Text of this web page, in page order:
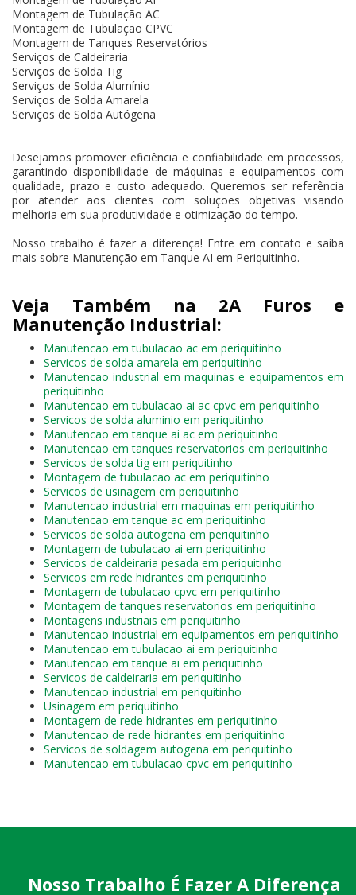
Montagem de Tubulação AC
Montagem de Tubulação CPVC
Montagem de Tanques Reservatórios
Serviços de Caldeiraria
Serviços de Solda Tig
Serviços de Solda Alumínio
Serviços de Solda Amarela
Serviços de Solda Autógena
Desejamos promover eficiência e confiabilidade em processos,
garantindo disponibilidade de máquinas e equipamentos com
qualidade, prazo e custo adequado. Queremos ser referência
por atender aos clientes com soluções objetivas visando
melhoria em sua produtividade e otimização do tempo.
Nosso trabalho é fazer a diferença! Entre em contato e saiba
mais sobre Manutenção em Tanque AI em Periquitinho.
Veja Também na 2A Furos e
Manutenção Industrial:
Manutencao em tubulacao ac em periquitinho
Servicos de solda amarela em periquitinho
Manutencao industrial em maquinas e equipamentos em
periquitinho
Manutencao em tubulacao ai ac cpvc em periquitinho
Servicos de solda aluminio em periquitinho
Manutencao em tanque ai ac em periquitinho
Manutencao em tanques reservatorios em periquitinho
Servicos de solda tig em periquitinho
Montagem de tubulacao ac em periquitinho
Servicos de usinagem em periquitinho
Manutencao industrial em maquinas em periquitinho
Manutencao em tanque ac em periquitinho
Servicos de solda autogena em periquitinho
Montagem de tubulacao ai em periquitinho
Servicos de caldeiraria pesada em periquitinho
Servicos em rede hidrantes em periquitinho
Montagem de tubulacao cpvc em periquitinho
Montagem de tanques reservatorios em periquitinho
Montagens industriais em periquitinho
Manutencao industrial em equipamentos em periquitinho
Manutencao em tubulacao ai em periquitinho
Manutencao em tanque ai em periquitinho
Servicos de caldeiraria em periquitinho
Manutencao industrial em periquitinho
Usinagem em periquitinho
Montagem de rede hidrantes em periquitinho
Manutencao de rede hidrantes em periquitinho
Servicos de soldagem autogena em periquitinho
Manutencao em tubulacao cpvc em periquitinho
Nosso Trabalho É Fazer A Diferença